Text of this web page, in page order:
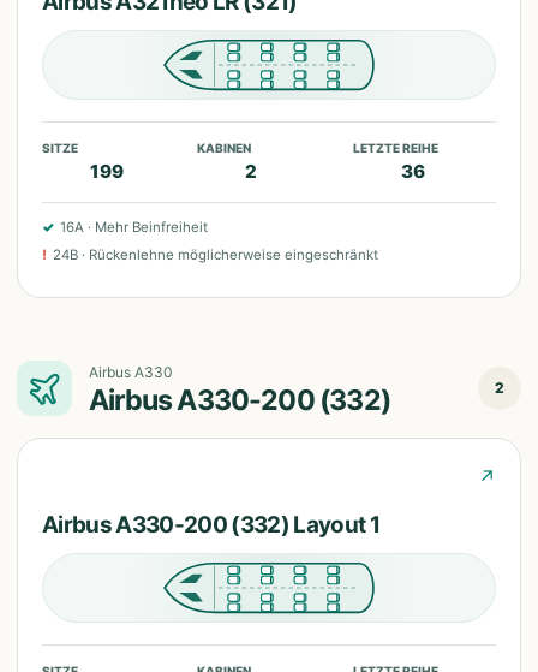
SITZE
199
KABINEN
2
LETZTE REIHE
36
✓ 16A · Mehr Beinfreiheit
! 24B · Rückenlehne möglicherweise eingeschränkt
Airbus A330
Airbus A330-200 (332) 2
↗
Airbus A330-200 (332) Layout 1